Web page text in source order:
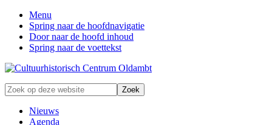
Menu
Spring naar de hoofdnavigatie
Door naar de hoofd inhoud
Spring naar de voettekst
Zonder
verleden
geen
toekomst
Zoek
op
deze
website
Nieuws
Agenda